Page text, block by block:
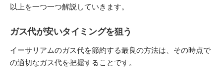
以上を一つ一つ解説していきます。
ガス代が安いタイミングを狙う
イーサリアムのガス代を節約する最良の方法は、その時点で
の適切なガス代を把握することです。